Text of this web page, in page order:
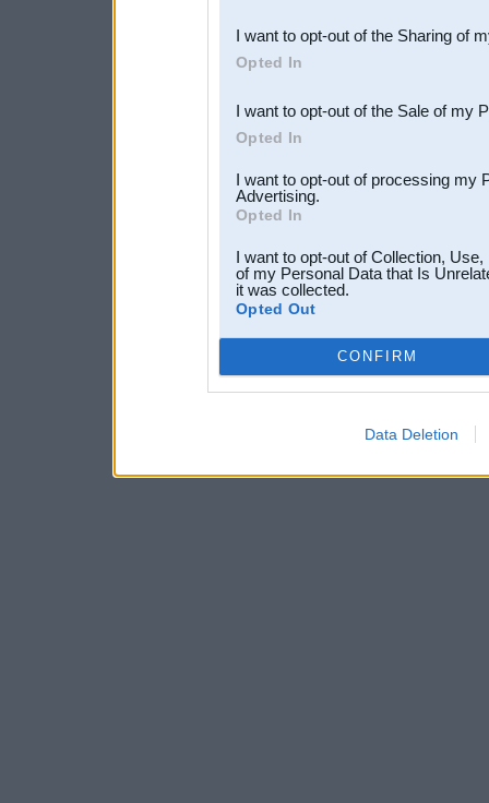
Downstream Participants
third parties.
I want to opt-out of the Sharing of
Opted In
I want to opt-out of the Sale of my
Opted In
I want to opt-out of processing my
Advertising.
Opted In
I want to opt-out of Collection,
of my Personal Data that Is
it was collected.
Opted Out
CONFIRM
Data Deletion